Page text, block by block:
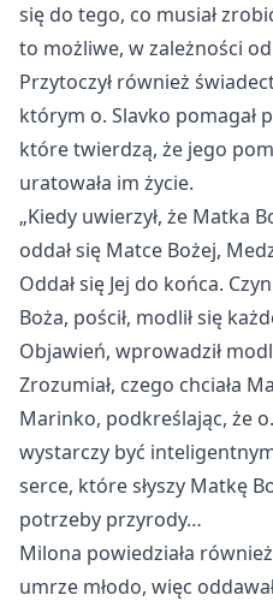
się do tego, co musiał
to możliwe, w zależności
Przytoczył również
którym o. Slavko pomagał
które twierdzą, że jego
uratowała im życie.
„Kiedy uwierzył, że Matka
oddał się Matce Bożej,
Oddał się Jej do końca.
Boża, pościł, modlił się
Objawień, wprowadził
Zrozumiał, czego chciała
Marinko, podkreślając, że
wystarczy być
serce, które słyszy Matkę
potrzeby przyrody…
Milona powiedziała równie
umrze młodo, więc